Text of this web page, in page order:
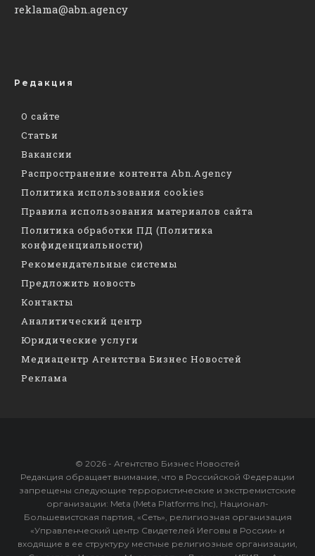
reklama@abn.agency
Редакция
О сайте
Статьи
Вакансии
Распространение контента Abn.Agency
Политика использования cookies
Правила использования материалов сайта
Политика обработки ПД (Политика
конфиденциальности)
Рекомендательные системы
Предложить новость
Контакты
Аналитический центр
Юридические услуги
Медиацентр Агентства Бизнес Новостей
Реклама
© 2026 - Агентство Бизнес Новостей
Редакция обращает внимание, что в Российской Федерации
запрещены следующие террористические и экстремистские
организации: Meta (Meta Platforms Inc), Национал-
Большевистская партия, «Сеть», религиозная организация
«Управленческий центр Свидетелей Иеговы в России» и
входящие в ее структуру местные религиозные организации,